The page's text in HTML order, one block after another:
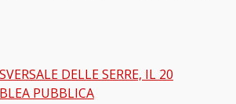
DELLE SERRE, IL 20
PUBBLICA